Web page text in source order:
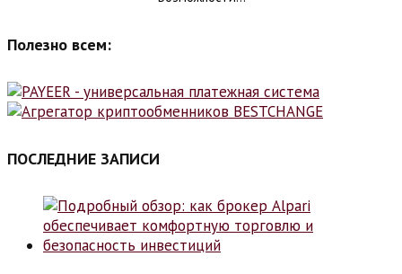
Полезно всем:
ПОСЛЕДНИЕ ЗАПИСИ